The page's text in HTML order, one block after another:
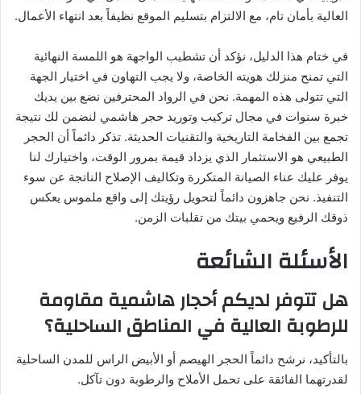
العالية بأمان تام، مع الالتزام بتسليم الموقع نظيفاً بعد انتهاء الأعمال.
في ختام هذا الدليل، نؤكد أن تشطيب الواجهة هو اللمسة النهائية
التي تمنح منزلك هويته الخاصة، ولا يجب التهاون في اختيار الجهة
التي تتولى هذه المهمة. نحن في الرواد المحترفين نضع بين يديك
خبرة سنوات في مجال تركيب وتوريد حجر هاشمي لنضمن لك نتيجة
تجمع بين الفخامة التاريخية والتقنيات الحديثة. تذكر دائماً أن الحجر
الطبيعي هو الاستثمار الذي يزداد قيمة بمرور الوقت، واختيارك لنا
يوفر عليك عناء الصيانة المتكررة وتكاليف الإصلاح الناتجة عن سوء
التنفيذ. نحن جاهزون دائماً لتحويل رؤيتك إلى واقع ملموس يعكس
ذوقك الرفيع ويحمي بيتك من تقلبات الزمن.
الأسئلة الشائعة
هل تتوفر لديكم أحجار هاشمية مقاومة
للرطوبة العالية في المناطق الساحلية؟
بالتأكيد، نرشح دائماً الحجر الهيصم أو الأبيض الراس للمدن الساحلية
لقدرتهما الفائقة على تحمل الأملاح والرطوبة دون تآكل.